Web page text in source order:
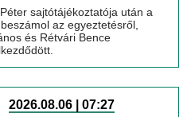
sajtótájékoztatója után a
az egyeztetésről,
és Rétvári Bence
2026.08.06 | 07:27